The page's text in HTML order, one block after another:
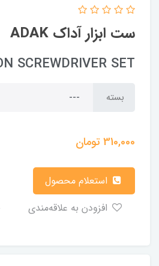
ست ابزار آداک ADAK
SCREWDRIVER SET
بسته
310,000تومان